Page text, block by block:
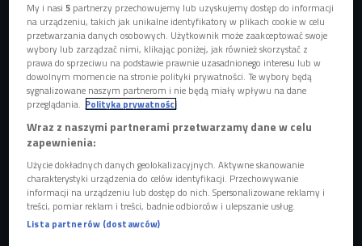
Premiera „M3GAN” już 13 stycznia. W
Stanach Zjednoczonych film bije rekordy
popularności, nazywany jest "horrorem
pokolenia TikTok".
My i nasi5 partnerzy przechowujemy lub uzyskujemy dostęp do informacji
na urządzeniu, takich jak unikalne identyfikatory w plikach cookie w celu
przetwarzania danych osobowych. Użytkownik może zaakceptować swoje
wybory lub zarządzać nimi, klikając poniżej, jak również skorzystać z
prawa do sprzeciwu na podstawie prawnie uzasadnionego interesu lub w
dowolnym momencie na stronie polityki prywatności. Te wybory będą
sygnalizowane naszym partnerom i nie będą miały wpływu na dane
przeglądania. Polityka prywatności
Wraz z naszymi partnerami przetwarzamy dane w celu
zapewnienia:
Użycie dokładnych danych geolokalizacyjnych. Aktywne skanowanie
charakterystyki urządzenia do celów identyfikacji. Przechowywanie
informacji na urządzeniu lub dostęp do nich. Spersonalizowane reklamy i
treści, pomiar reklam i treści, badnie odbiorców i ulepszanie usług.
Lista partnerów (dostawców)